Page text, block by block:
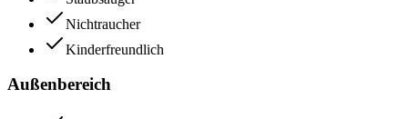
Nichtraucher
Kinderfreundlich
Außenbereich